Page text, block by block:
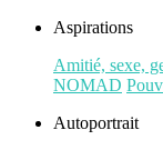
Aspirations
Amitié, sexe,
NOMAD
Autoportrait